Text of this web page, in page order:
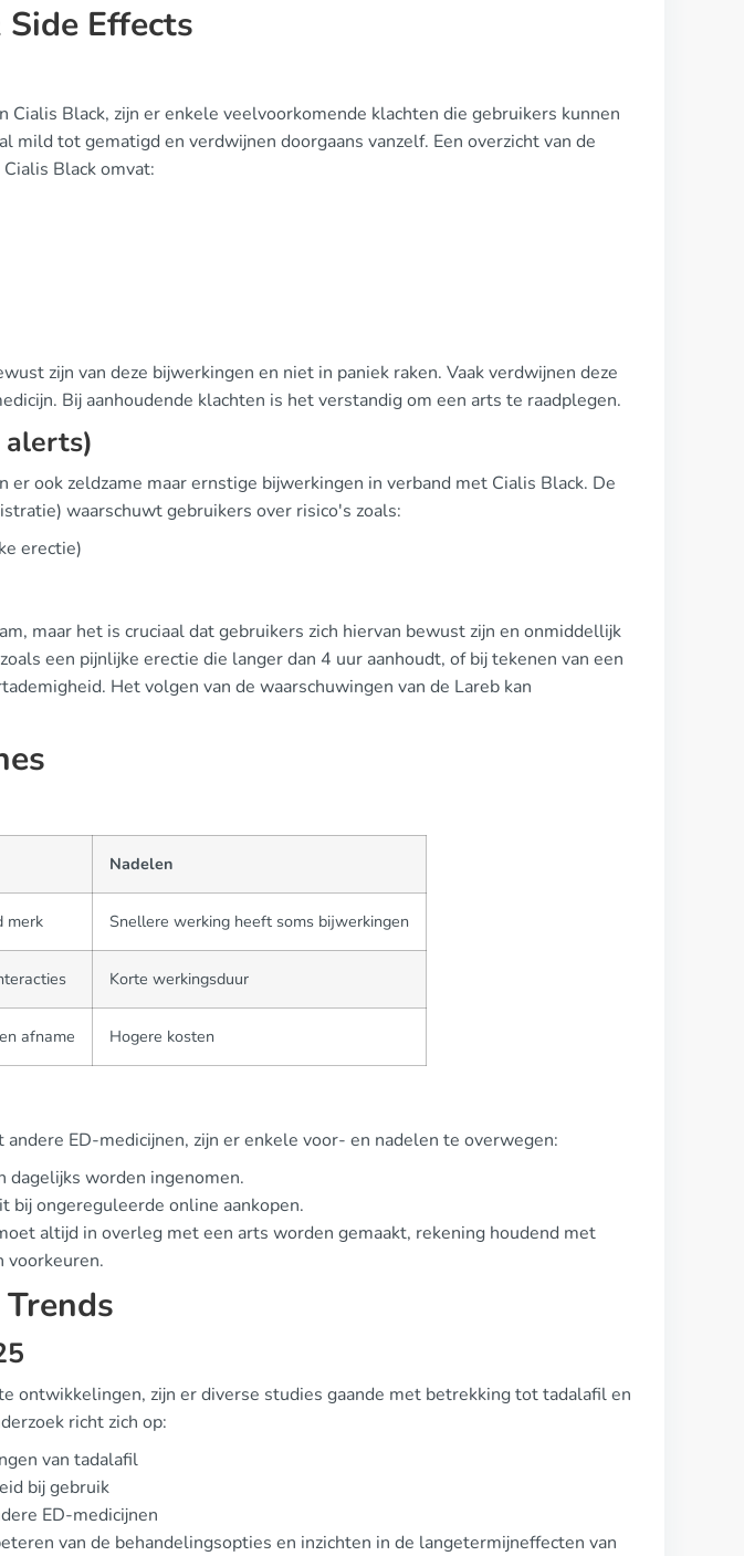
Effects
Cialis Black, zijn er enkele veelvoorkomende klachten die gebruikers kunnen
mild tot gematigd en verdwijnen doorgaans vanzelf. Een overzicht van de
Black omvat:
zijn van deze bijwerkingen en niet in paniek raken. Vaak verdwijnen deze
Bij aanhoudende klachten is het verstandig om een arts te raadplegen.
alerts)
ook zeldzame maar ernstige bijwerkingen in verband met Cialis Black. De
waarschuwt gebruikers over risico's zoals:
erectie)
maar het is cruciaal dat gebruikers zich hiervan bewust zijn en onmiddellijk
een pijnlijke erectie die langer dan 4 uur aanhoudt, of bij tekenen van een
Het volgen van de waarschuwingen van de Lareb kan
Nadelen
merk Snellere werking heeft soms bijwerkingen
Korte werkingsduur
afname Hogere kosten
ED-medicijnen, zijn er enkele voor- en nadelen te overwegen:
dagelijks worden ingenomen.
bij ongereguleerde online aankopen.
altijd in overleg met een arts worden gemaakt, rekening houdend met
voorkeuren.
ontwikkelingen, zijn er diverse studies gaande met betrekking tot tadalafil en
richt zich op:
van tadalafil
bij gebruik
ED-medicijnen
van de behandelingsopties en inzichten in de langetermijneffecten van